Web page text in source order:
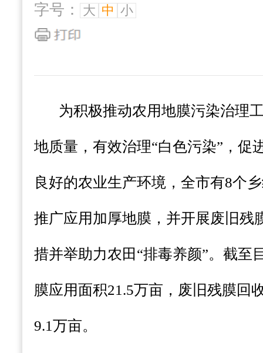
字号：
大 中 小
为积极推动农用地膜污染治理
地质量，有效治理“白色污染”，促
良好的农业生产环境，全市有8个
推广应用加厚地膜，并开展废旧残
措并举助力农田“排毒养颜”。截至
膜应用面积21.5万亩，废旧残膜回
9.1万亩。